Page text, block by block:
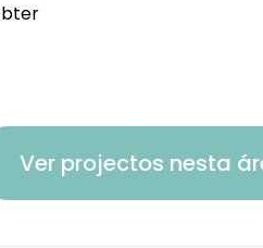
Ver projectos nesta